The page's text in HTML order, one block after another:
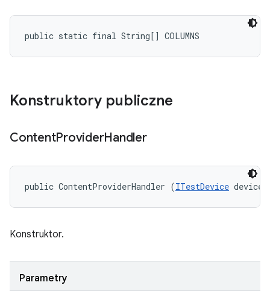
public static final String[] COLUMNS
Konstruktory publiczne
ContentProviderHandler
public ContentProviderHandler (ITestDevice device)
Konstruktor.
Parametry